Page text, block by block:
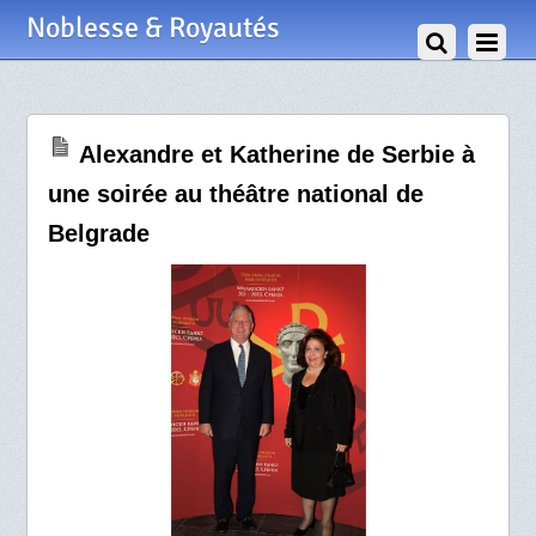
Noblesse & Royautés
Alexandre et Katherine de Serbie à
une soirée au théâtre national de
Belgrade